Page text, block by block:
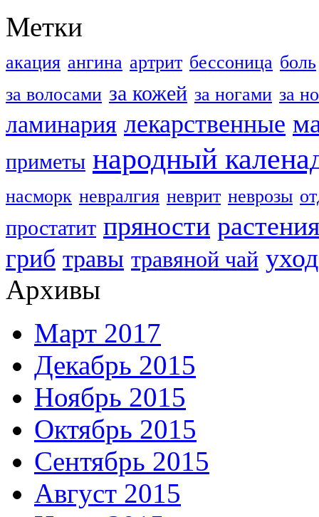
Метки
акация ангина артрит бессоница боль
за волосами за кожей за ногами за
ламинария лекарственные
приметы народный
насморк невралгия неврит неврозы
простатит пряности растения
гриб травы травяной чай уход
Архивы
Март 2017
Декабрь 2015
Ноябрь 2015
Октябрь 2015
Сентябрь 2015
Август 2015